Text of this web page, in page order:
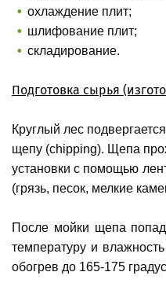
охлаждение плит;
шлифование плит;
складирование.
Подготовка сырья
Круглый лес
щепу (chipping). Щепа
установки с помощью
(грязь, песок, мелкие
После мойки щепа
температуру и
обогрев до 165-175